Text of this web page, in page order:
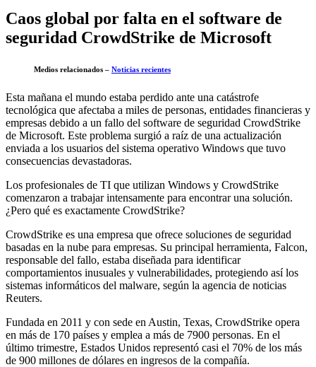
Caos global por falta en el software de
seguridad CrowdStrike de Microsoft
Medios relacionados – Noticias recientes
Esta mañana el mundo estaba perdido ante una catástrofe
tecnológica que afectaba a miles de personas, entidades financieras y
empresas debido a un fallo del software de seguridad CrowdStrike
de Microsoft. Este problema surgió a raíz de una actualización
enviada a los usuarios del sistema operativo Windows que tuvo
consecuencias devastadoras.
Los profesionales de TI que utilizan Windows y CrowdStrike
comenzaron a trabajar intensamente para encontrar una solución.
¿Pero qué es exactamente CrowdStrike?
CrowdStrike es una empresa que ofrece soluciones de seguridad
basadas en la nube para empresas. Su principal herramienta, Falcon,
responsable del fallo, estaba diseñada para identificar
comportamientos inusuales y vulnerabilidades, protegiendo así los
sistemas informáticos del malware, según la agencia de noticias
Reuters.
Fundada en 2011 y con sede en Austin, Texas, CrowdStrike opera
en más de 170 países y emplea a más de 7900 personas. En el
último trimestre, Estados Unidos representó casi el 70% de los más
de 900 millones de dólares en ingresos de la compañía.